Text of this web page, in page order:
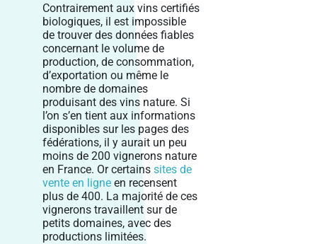
Contrairement aux vins certifiés
biologiques, il est impossible
de trouver des données fiables
concernant le volume de
production, de consommation,
d’exportation ou même le
nombre de domaines
produisant des vins nature. Si
l’on s’en tient aux informations
disponibles sur les pages des
fédérations, il y aurait un peu
moins de 200 vignerons nature
en France. Or certains sites de
vente en ligne en recensent
plus de 400. La majorité de ces
vignerons travaillent sur de
petits domaines, avec des
productions limitées.